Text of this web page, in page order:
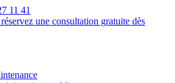
11 41
une consultation gratuite dès